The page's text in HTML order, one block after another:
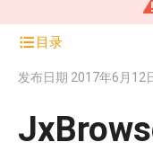
目录
发布日期 2017年6月12